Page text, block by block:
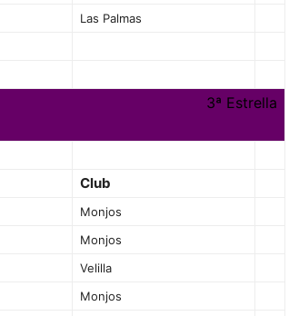
Las Palmas
3ª Estrella
Club
Monjos
Monjos
Velilla
Monjos